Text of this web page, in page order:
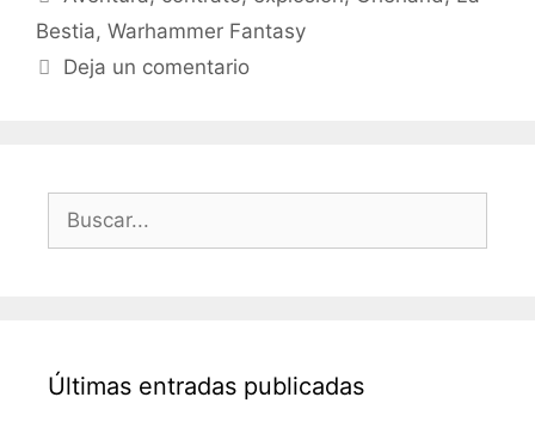
Bestia, Warhammer Fantasy
Deja un comentario
Últimas entradas publicadas